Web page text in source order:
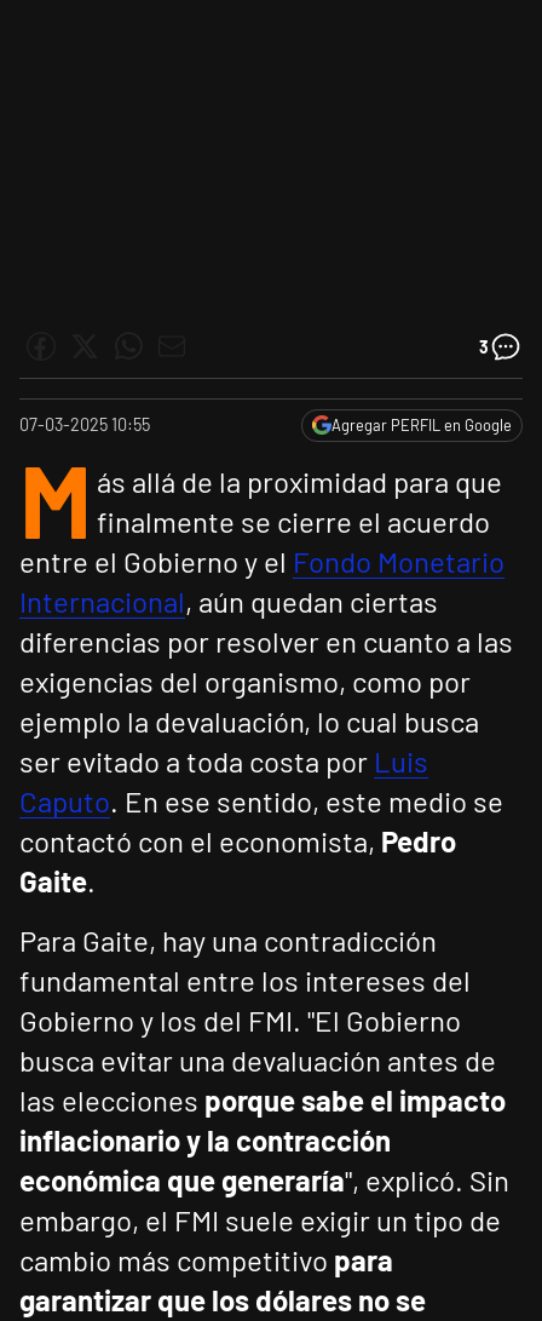
3
07-03-2025 10:55 Agregar PERFIL en Google
M ás allá de la proximidad para que
finalmente se cierre el acuerdo
entre el Gobierno y el Fondo Monetario
Internacional, aún quedan ciertas
diferencias por resolver en cuanto a las
exigencias del organismo, como por
ejemplo la devaluación, lo cual busca
ser evitado a toda costa por Luis
Caputo. En ese sentido, este medio se
contactó con el economista, Pedro
Gaite.
Para Gaite, hay una contradicción
fundamental entre los intereses del
Gobierno y los del FMI. "El Gobierno
busca evitar una devaluación antes de
las elecciones porque sabe el impacto
inflacionario y la contracción
económica que generaría", explicó. Sin
embargo, el FMI suele exigir un tipo de
cambio más competitivo para
garantizar que los dólares no se